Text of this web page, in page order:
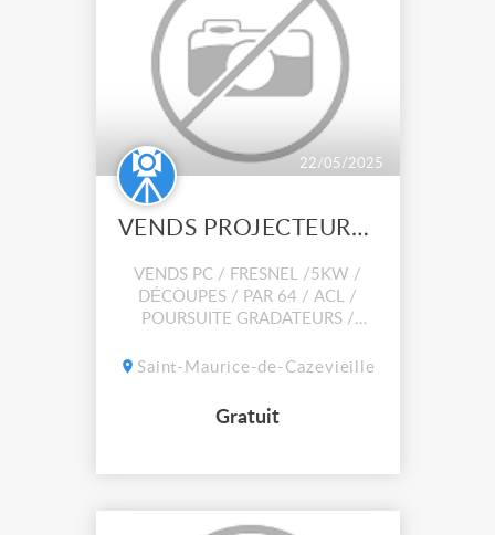
22/05/2025
VENDS PROJECTEURS PC FRESNEL DECOUPES PAR 64ACL
VENDS PC / FRESNEL /5KW /
DÉCOUPES / PAR 64 / ACL /
POURSUITE GRADATEURS /
DIVERS SUITE ARARRET D
Saint-Maurice-de-Cazevieille
Gratuit